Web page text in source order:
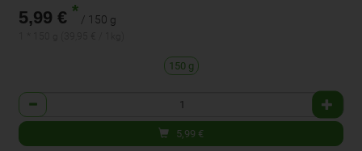
5,99 € * / 150 g
150 g
Anzahl
5,99 €